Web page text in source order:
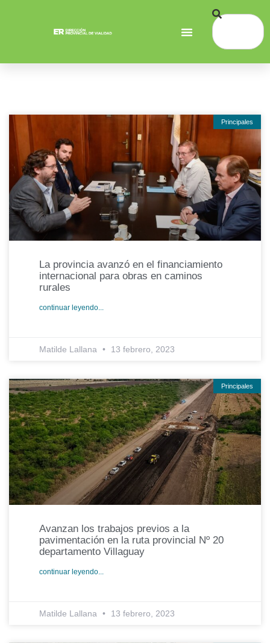
Principales
La provincia avanzó en el financiamiento
internacional para obras en caminos
rurales
continuar leyendo...
Matilde Lallana 13 febrero, 2023
Principales
Avanzan los trabajos previos a la
pavimentación en la ruta provincial Nº 20
departamento Villaguay
continuar leyendo...
Matilde Lallana 13 febrero, 2023